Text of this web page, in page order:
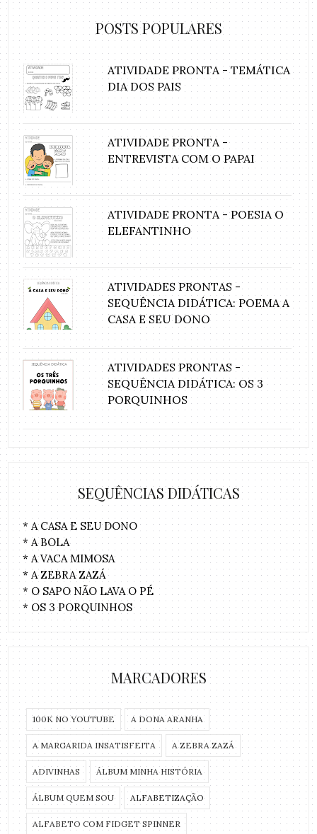
POSTS POPULARES
ATIVIDADE PRONTA - TEMÁTICA
DIA DOS PAIS
ATIVIDADE PRONTA -
ENTREVISTA COM O PAPAI
ATIVIDADE PRONTA - POESIA O
ELEFANTINHO
ATIVIDADES PRONTAS -
SEQUÊNCIA DIDÁTICA: POEMA A
CASA E SEU DONO
ATIVIDADES PRONTAS -
SEQUÊNCIA DIDÁTICA: OS 3
PORQUINHOS
SEQUÊNCIAS DIDÁTICAS
* A CASA E SEU DONO
* A BOLA
* A VACA MIMOSA
* A ZEBRA ZAZÁ
* O SAPO NÃO LAVA O PÉ
* OS 3 PORQUINHOS
MARCADORES
100K NO YOUTUBE A DONA ARANHA
A MARGARIDA INSATISFEITA A ZEBRA ZAZÁ
ADIVINHAS ÁLBUM MINHA HISTÓRIA
ÁLBUM QUEM SOU ALFABETIZAÇÃO
ALFABETO COM FIDGET SPINNER